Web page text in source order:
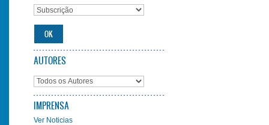
AUTORES
IMPRENSA
Ver Noticias